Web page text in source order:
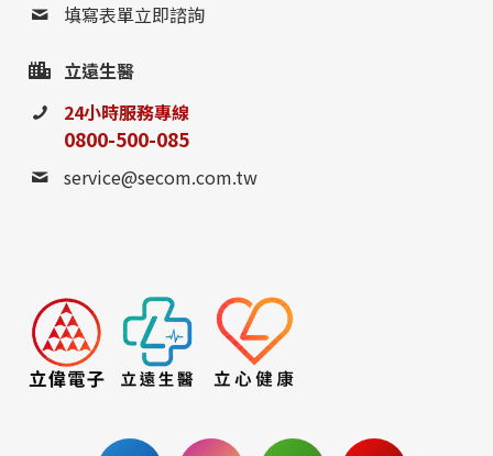
0800-885-095
請至聯絡我們填寫表單，
或撥打24小時免費諮詢電話
聯絡我們
填寫表單立即諮詢
立遠生醫
24小時服務專線
0800-500-085
service@secom.com.tw